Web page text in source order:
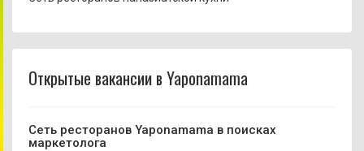
Открытые вакансии в Yaponamama
Сеть ресторанов Yaponamama в поисках
маркетолога